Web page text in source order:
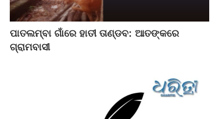
ପାତଲମ୍ବା ଗାଁରେ ହାତୀ ତାଣ୍ଡବ: ଆତଙ୍କରେ
ଗ୍ରାମବାସୀ